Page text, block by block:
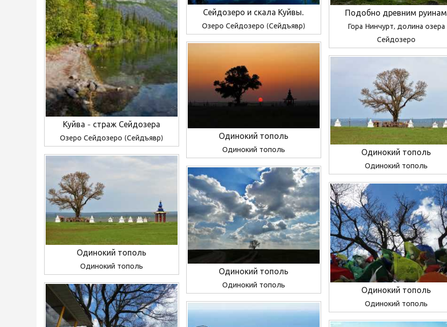
Куйва - страж Сейдозера
Озеро Сейдозеро (Сейдъявр)
Сейдозеро и скала Куйвы.
Озеро Сейдозеро (Сейдъявр)
Подобно древним руинам
Гора Нинчурт, долина озера
Сейдозеро
Одинокий тополь
Одинокий тополь Одинокий тополь
Одинокий тополь
Одинокий тополь
Одинокий тополь
Одинокий тополь
Одинокий тополь
Одинокий тополь
Одинокий тополь